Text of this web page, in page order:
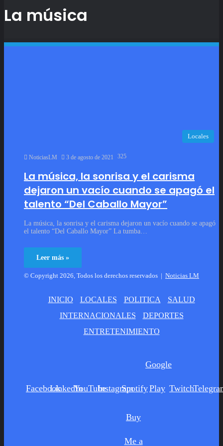
La música
Locales
NoticiasLM 3 de agosto de 2021 325
La música, la sonrisa y el carisma
dejaron un vacío cuando se apagó el
talento “Del Caballo Mayor”
La música, la sonrisa y el carisma dejaron un vacío cuando se apagó
el talento “Del Caballo Mayor” La tumba…
Leer más »
© Copyright 2026, Todos los derechos reservados | Noticias LM
INICIO LOCALES POLITICA
SALUD
INTERNACIONALES
DEPORTES
ENTRETENIMIENTO
FacebookLinkedInYouTubeInstagramSpotify
Google
Play Twitch
Buy
Me a